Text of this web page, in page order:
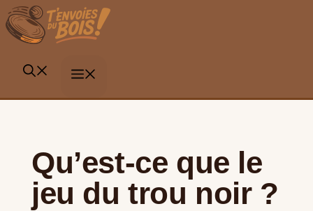
Aller
au
contenu
Qu’est-ce que le
jeu du trou noir ?